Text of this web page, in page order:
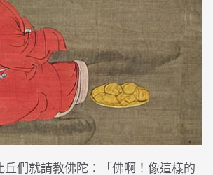
丘們就請教佛陀：「佛啊！像這樣的